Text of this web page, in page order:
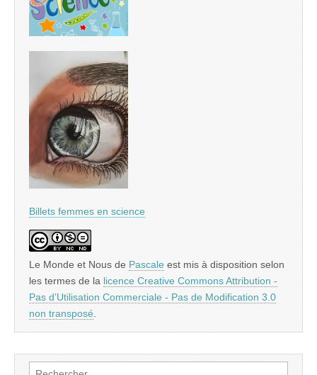
Billets femmes en science
Le Monde et Nous de Pascale est mis à disposition selon
les termes de la licence Creative Commons Attribution -
Pas d’Utilisation Commerciale - Pas de Modification 3.0
non transposé
Rechercher :